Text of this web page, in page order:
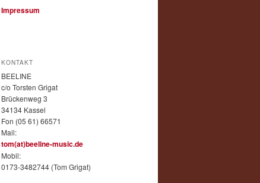
Impressum
KONTAKT
BEELINE
c/o Torsten Grigat
Brückenweg 3
34134 Kassel
Fon (05 61) 66571
Mail:
tom(at)beeline-music.de
Mobil:
0173-3482744 (Tom Grigat)